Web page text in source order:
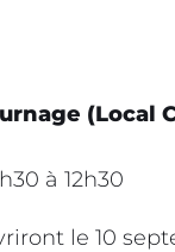
(Local
à 12h30
le 10